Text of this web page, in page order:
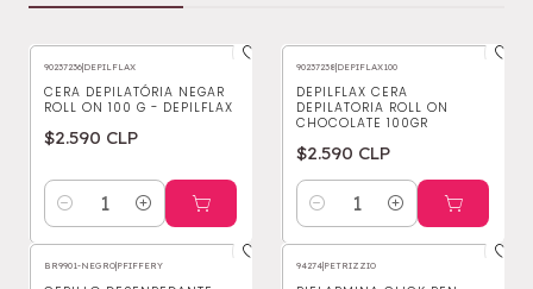
90237236|DEPILFLAX
CERA DEPILATÓRIA NEGAR
ROLL ON 100 G - DEPILFLAX
$2.590 CLP
Cantidad
90237238|DEPIFLAX100
DEPILFLAX CERA
DEPILATORIA ROLL ON
CHOCOLATE 100GR
$2.590 CLP
Cantidad
BR9901-NEGRO|PFIFFERY 94274|PETRIZZIO